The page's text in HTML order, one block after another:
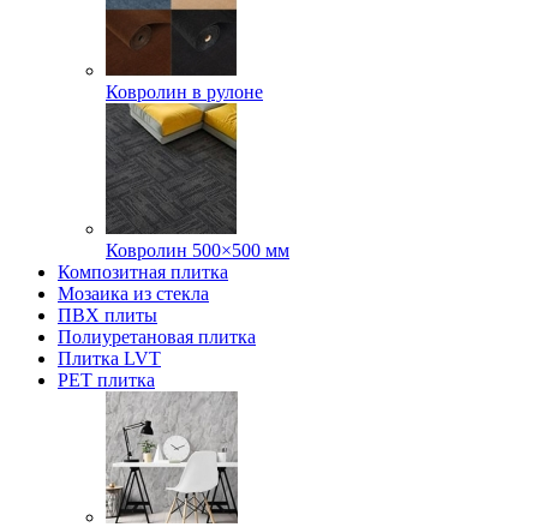
Ковролин в рулоне
Ковролин 500×500 мм
Композитная плитка
Мозаика из стекла
ПВХ плиты
Полиуретановая плитка
Плитка LVT
РЕТ плитка